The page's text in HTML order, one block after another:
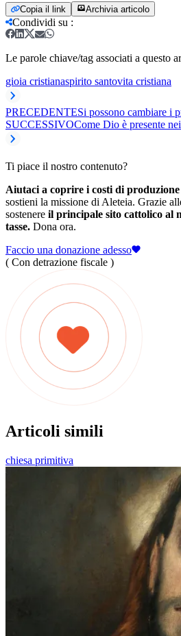
Copia il link Archivia articolo
Condividi su :
Le parole chiave/tag associati a questo
gioia cristianaspirito santovita cristiana
PRECEDENTESi possono cambiare i
SUCCESSIVOCome Dio è presente
Ti piace il nostro contenuto?
Aiutaci a coprire i costi di produzione
sostieni la missione di Aleteia. Grazie
sostenere il principale sito cattolico al
tasse. Dona ora.
Faccio una donazione adesso
( Con detrazione fiscale )
Articoli simili
chiesa primitiva